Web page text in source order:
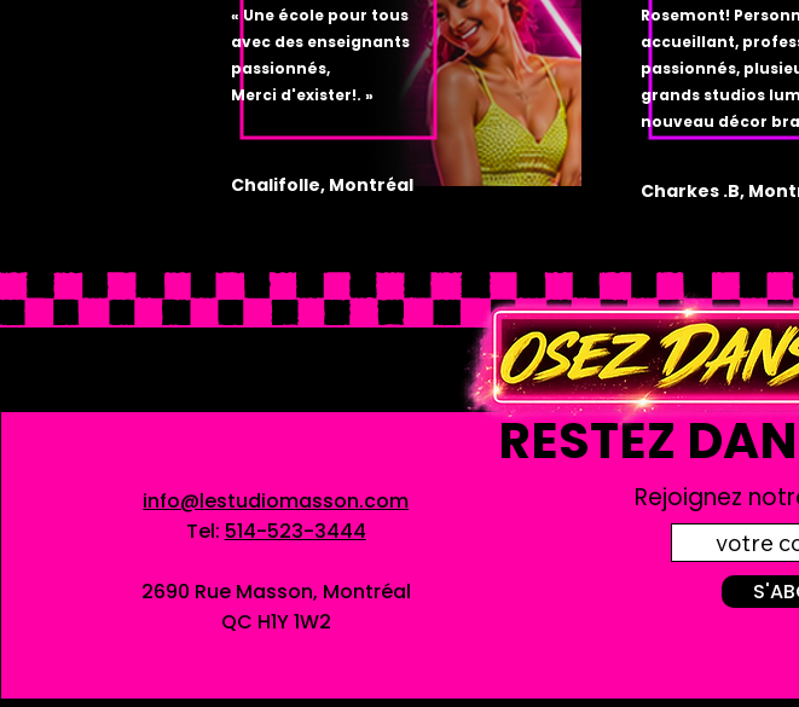
« Une école pour tous
avec des enseignants
passionnés,
Merci d'exister!. »
Chalifolle, Montréal
Rosemont!
accueillant,
passionnés,
grands studios
nouveau décor
Charkes .B,
info@lestudiomasson.com
Tel: 514-523-3444
2690 Rue Masson, Montréal
QC H1Y 1W2
Rejoignez
RESTEZ